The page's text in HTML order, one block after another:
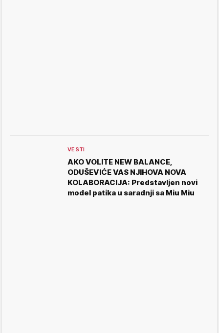
VESTI
AKO VOLITE NEW BALANCE,
ODUŠEVIĆE VAS NJIHOVA NOVA
KOLABORACIJA: Predstavljen novi
model patika u saradnji sa Miu Miu